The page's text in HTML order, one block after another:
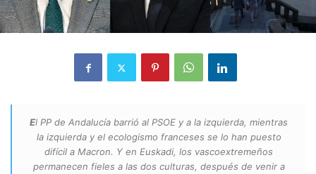
El PP de Andalucía barrió al PSOE y a la izquierda, mientras
la izquierda y el ecologismo franceses se lo han puesto
difícil a Macron. Y en Euskadi, los vascoextremeños
permanecen fieles a las dos culturas, después de venir a